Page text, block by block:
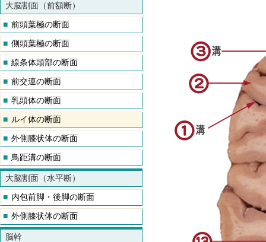
大脳割面（前額断）
■ 前頭葉極の断面
■ 側頭葉極の断面
■ 線条体頭部の断面
■ 前交連の断面
■ 乳頭体の断面
■ ルイ体の断面
■ 外側膝状体の断面
■ 鳥距溝の断面
大脳割面（水平断）
■ 内包前脚・後脚の断面
■ 外側膝状体の断面
脳幹